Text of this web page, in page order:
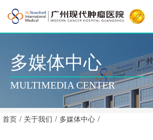
多媒体中心
MULTIMEDIA CENTER
首页 / 关于我们 / 多媒体中心 /